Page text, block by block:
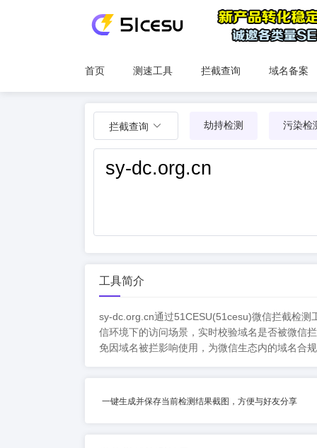
首页 测速工具 拦截查询 域名备案
拦截查询 劫持检测 污染检
工具简介
sy-dc.org.cn通过51CESU(51cesu)微信拦截检测
信环境下的访问场景，实时校验域名是否被微信
免因域名被拦影响使用，为微信生态内的域名合
一键生成并保存当前检测结果截图，方便与好友分享